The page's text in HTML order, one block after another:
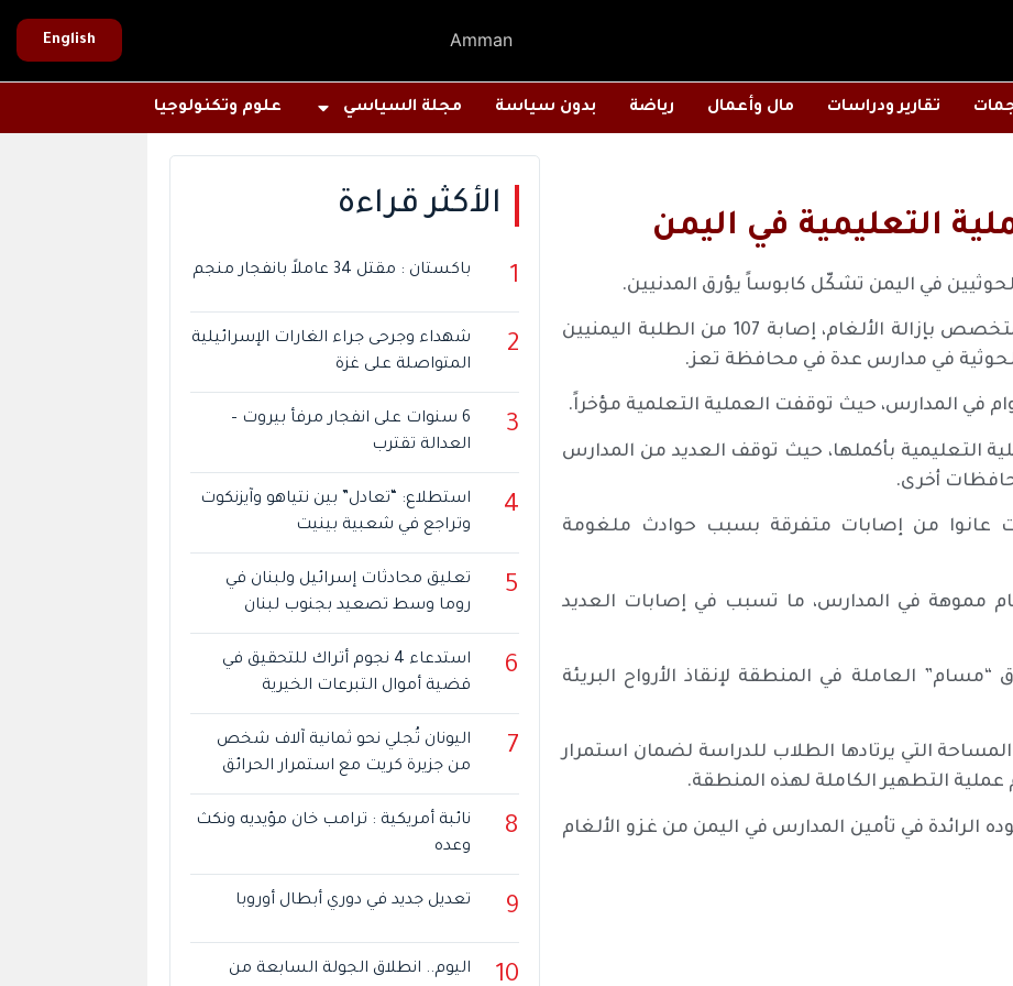
Amman
English
تقارير ودراسات مال وأعمال رياضة بدون سياسة مجلة السياسي علوم وتكنولوجيا
التعليمية في اليمن
في اليمن تشكّل كابوساً يؤرق المدنيين.
فقد أكد مسؤولون في مشروع “مسام السعودي” المتخصص بإزالة الألغام، إصابة 107 من الطلبة اليمنيين
الحوثية في مدارس عدة في محافظة تعز.
في المدارس، حيث توقفت العملية التعلمية مؤخراً.
التعليمية بأكملها، حيث توقف العديد من المدارس
أخرى.
يزيد على 107 طلاب وطالبات عانوا من إصابات متفرقة بسبب حوادث ملغومة
مموهة في المدارس، ما تسبب في إصابات العديد
العاملة في المنطقة لإنقاذ الأرواح البريئة
التي يرتادها الطلاب للدراسة لضمان استمرار
عملية التطهير الكاملة لهذه المنطقة.
في تأمين المدارس في اليمن من غزو الألغام
الأكثر قراءة
1 باكستان : مقتل 34 عاملاً بانفجار منجم
2
شهداء وجرحى جراء الغارات الإسرائيلية
المتواصلة على غزة
3
6 سنوات على انفجار مرفأ بيروت –
العدالة تقترب
4
استطلاع: “تعادل” بين نتياهو وآيزنكوت
وتراجع في شعبية بينيت
5
تعليق محادثات إسرائيل ولبنان في
روما وسط تصعيد بجنوب لبنان
6
استدعاء 4 نجوم أتراك للتحقيق في
قضية أموال التبرعات الخيرية
7
اليونان تُجلي نحو ثمانية آلاف شخص
من جزيرة كريت مع استمرار الحرائق
8
نائبة أمريكية : ترامب خان مؤيديه ونكث
وعده
9 تعديل جديد في دوري أبطال أوروبا
10 اليوم.. انطلاق الجولة السابعة من